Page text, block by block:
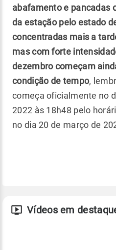
abafamento e pancadas
da estação pelo estado
concentradas mais a
mas com forte
dezembro começam
condição de tempo,
começa oficialmente no
2022 às 18h48 pelo
no dia 20 de março de
Vídeos em